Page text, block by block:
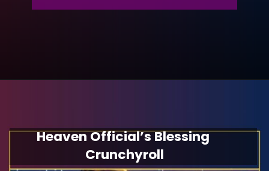
Heaven Official’s Blessing
Crunchyroll